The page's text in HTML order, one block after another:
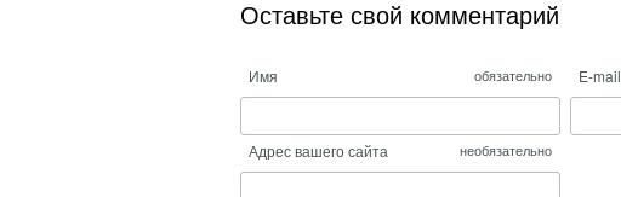
Оставьте свой комментарий
Имя обязательно E-mail
Адрес вашего сайта необязательно